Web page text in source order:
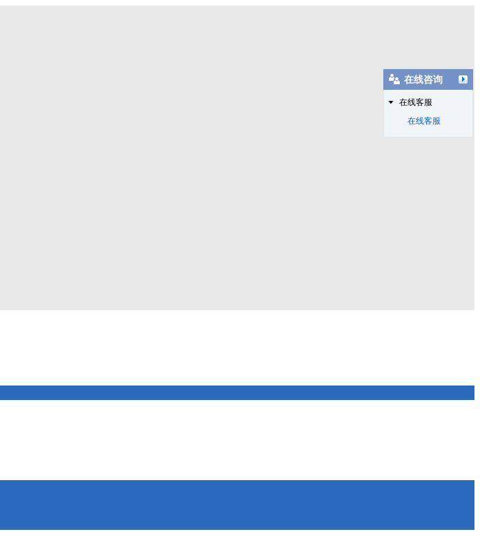
在线咨询
在线客服
在线客服